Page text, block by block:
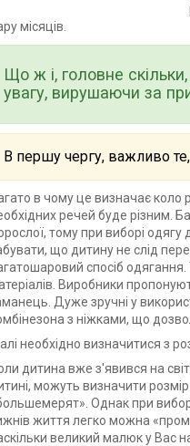
місяців.
Що ж і, головне
увагу, вирушаючи за
В першу чергу, важливо
в чому це визначає коло
речей буде різним.
тому при виборі одягу
що дитину не слід
спосіб
Виробники
Дуже зручні у
з ніжками, що
необхідно визначитися з
дитина вже з'явився на
можуть визначити
Однак при
життя легко можна
великий малюк у Вас